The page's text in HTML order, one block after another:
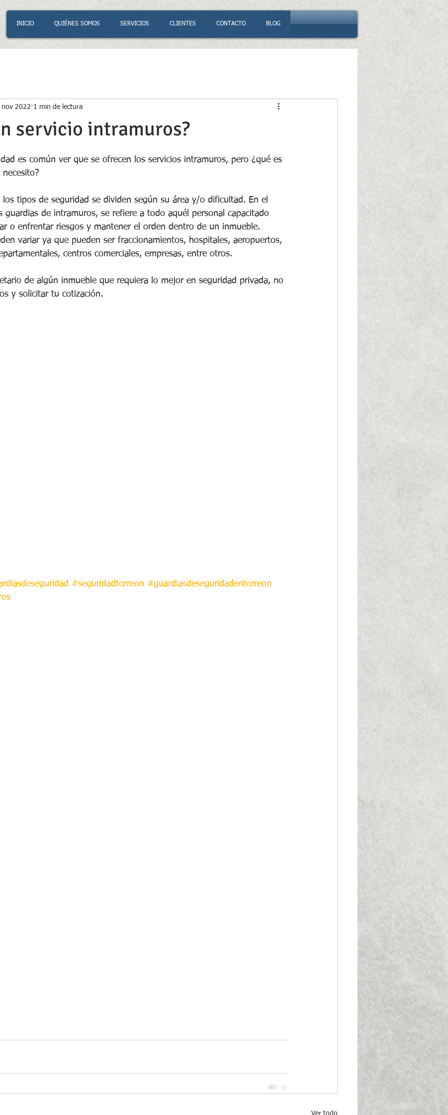
INICIO QUIÉNES SOMOS SERVICIOS CLIENTES CONTACTO BLOG
servicio intramuros?
nov 2022 1 min de lectura
es común ver que se ofrecen los servicios intramuros, pero ¿qué es
los tipos de seguridad se dividen según su área y/o dificultad. En el
guardias de intramuros, se refiere a todo aquél personal capacitado
o enfrentar riesgos y mantener el orden dentro de un inmueble.
variar ya que pueden ser fraccionamientos, hospitales, aeropuertos,
centros comerciales, empresas, entre otros.
de algún inmueble que requiera lo mejor en seguridad privada, no
y solicitar tu cotización.
#seguridadtorreon #guardiasdeseguridadentorreon
Ver todo